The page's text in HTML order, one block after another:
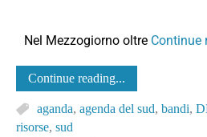
Nel Mezzogiorno oltre Continue
Continue reading...
aganda, agenda del sud, bandi,
risorse, sud